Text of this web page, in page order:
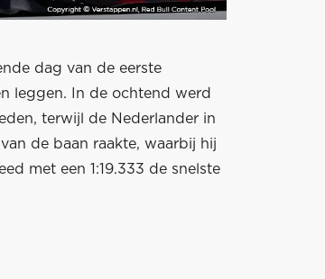
dag van de eerste
leggen. In de ochtend werd
terwijl de Nederlander in
de baan raakte, waarbij hij
met een 1:19.333 de snelste